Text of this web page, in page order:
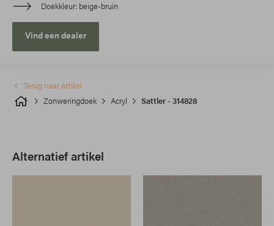
Doekkleur beige-bruin
Vind een dealer
Zonweringdoek Acryl Sattler - 314828
Terug naar artikel
Alternatief artikel